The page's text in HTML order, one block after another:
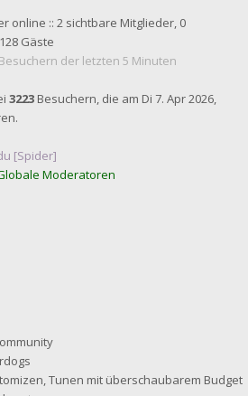
online :: 2 sichtbare Mitglieder, 0
Gäste
der letzten 5 Minuten
3223 Besuchern, die am Di 7. Apr 2026,
[Spider]
Moderatoren
Tunen mit überschaubarem Budget